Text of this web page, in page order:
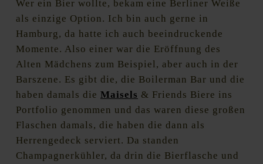
Wer ein Bier wollte, bekam eine Berliner Weiße
als einzige Option. Ich bin auch gerne in
Hamburg, da hatte ich auch beeindruckende
Momente. Also einer war die Eröffnung des
Alten Mädchens zum Beispiel, aber auch in der
Barszene. Es gibt die, die Boilerman Bar und die
haben damals die Maisels & Friends Biere ins
Portfolio genommen und das waren diese großen
Flaschen damals, die haben die dann als
Herrengedeck serviert. Da standen
Champagnerkühler, da drin die Bierflasche und